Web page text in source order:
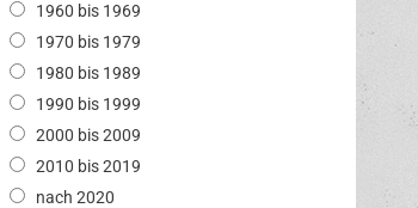
1960 bis 1969
1970 bis 1979
1980 bis 1989
1990 bis 1999
2000 bis 2009
2010 bis 2019
nach 2020